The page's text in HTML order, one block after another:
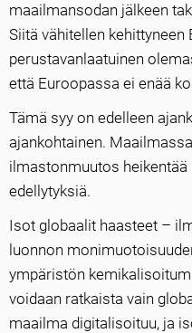
maailmansodan jälkeen
Siitä vähitellen kehittyneen
perustavanlaatuinen
että Euroopassa ei enää
Tämä syy on edelleen
ajankohtainen.
ilmastonmuutos
edellytyksiä.
Isot globaalit haasteet –
luonnon
ympäristön
voidaan ratkaista vain
maailma digitalisoituu, ja